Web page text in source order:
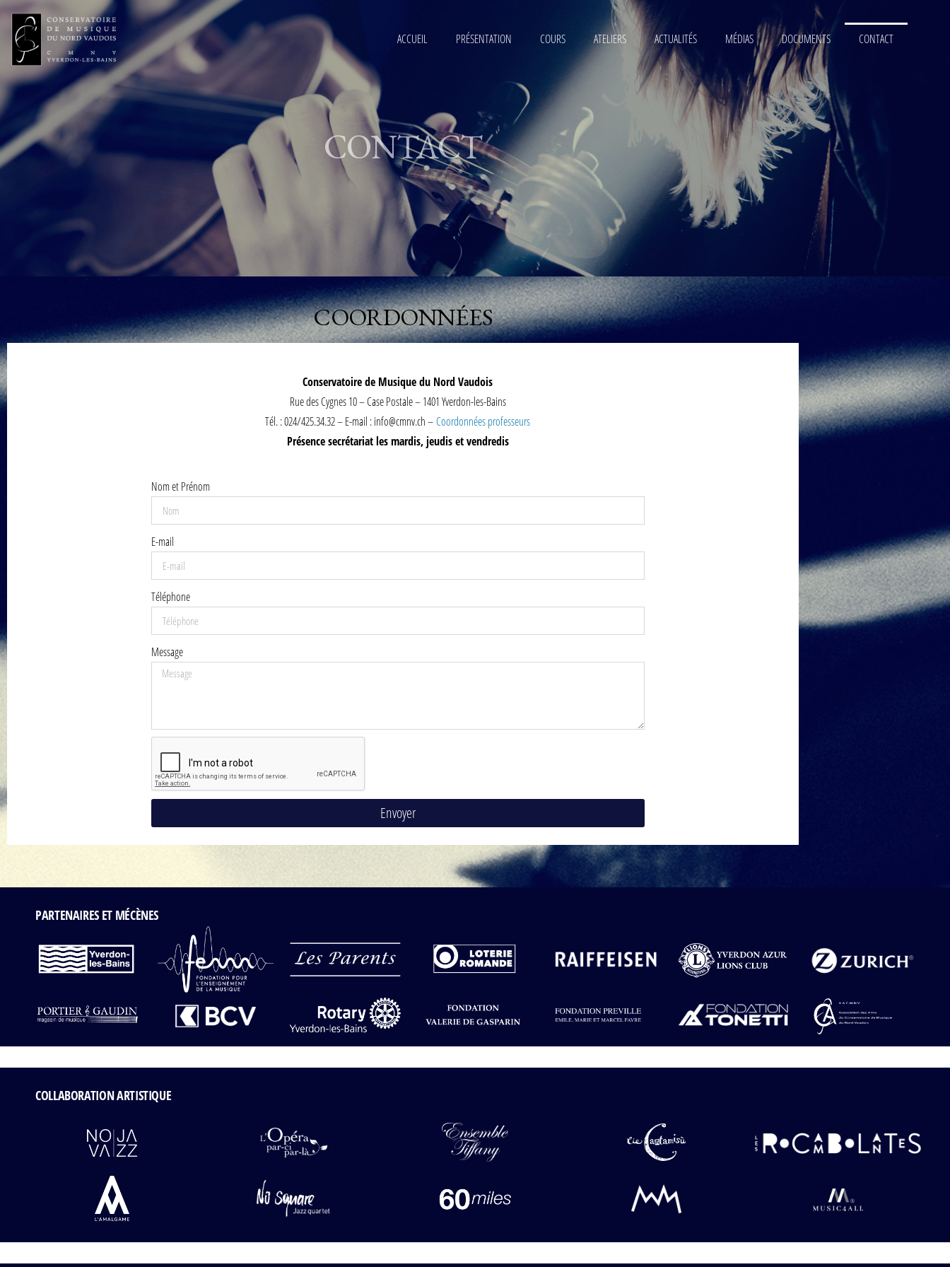
ACCUEIL PRÉSENTATION COURS ATELIERS ACTUALITÉS MÉDIAS DOCUMENTS CONTACT
CONTACT
COORDONNÉES
Conservatoire de Musique du Nord Vaudois
Rue des Cygnes 10 – Case Postale – 1401 Yverdon-les-Bains
Tél. : 024/425.34.32 – E-mail : info@cmnv.ch –Coordonnées professeurs
Présence secrétariat les mardis, jeudis et vendredis
Nom et Prénom
E-mail
Téléphone
Message
Envoyer
Alternative:
PARTENAIRES ET MÉCÈNES
COLLABORATION ARTISTIQUE